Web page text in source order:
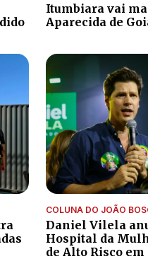
Itumbiara vai
Aparecida de
COLUNA DO JOÃO
Daniel Vilela
Hospital da
de Alto Risco em